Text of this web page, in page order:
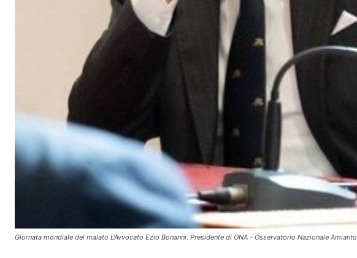
Giornata mondiale del malato L'Avvocato Ezio Bonanni. Presidente di ONA - Osservatorio Nazionale Amianto